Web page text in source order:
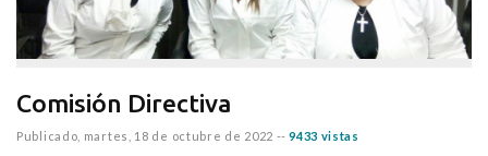
Comisión Directiva
Publicado, martes, 18 de octubre de 2022 -- 9433 vistas